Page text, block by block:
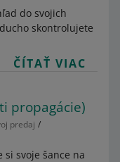
do svojich
skontrolujete
ČÍTAŤ VIAC
propagácie)
predaj
si svoje šance na